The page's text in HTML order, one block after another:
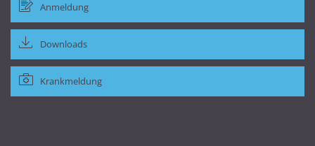
Anmeldung
Downloads
Krankmeldung